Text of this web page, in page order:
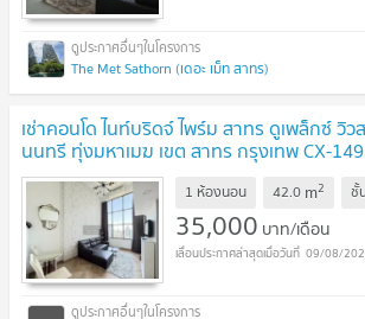
The Met Sathorn (เดอะ เม็ท สาทร)
เช่าคอนโด ไนท์บริดจ์ ไพร์ม สาทร ดูเพล็กซ์ วิ
นนทรี ทุ่งมหาเมฆ เขต สาทร กรุงเทพ CX-
@connexproperty ตอบทันที ทีมงานมืออาชีพ
1 ห้องนอน 42.0 m2 ชั้
35,000 บาท/เดือน
09/08/